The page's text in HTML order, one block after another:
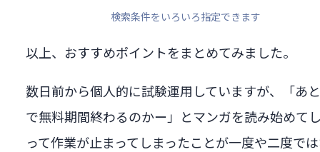
検索条件をいろいろ指定できます
以上、おすすめポイントをまとめてみました。
数日前から個人的に試験運用していますが、「あ
で無料期間終わるのかー」とマンガを読み始めて
って作業が止まってしまったことが一度や二度で